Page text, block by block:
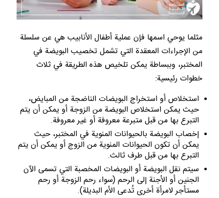
مثلما يوحي اسمها فإن عملية أطفال الأنابيب هي عن سلسلة
من الإجراءات المعقدة التي تشمل تخصيب البويضة في
المختبر، وببساطة يمكن تلخيص هذه الطريقة في ثلاث
خطوات رئيسية:
استخلاص أو استخراج البويضات الناضجة من المبايض،
حيث يمكن استخلاص البويضة من الزوجة أو يمكن أن يتم
التبرع بها من قبل متبرعة معروفة أو غير معروفة.
إخصاب البويضة بالحيوانات المنوية في المختبر، حيث
يمكن أن تكون الحيوانات المنوية من الزوج أو يمكن أن يتم
التبرع بها من قبل طرف ثالث.
سيتم نقل البويضة أو البويضات المخصبة التي تسمى الآن
الجنين أو الأجنة إلى الرحم (سواء رحم الزوجة أو رحم
مستأجر لامرأة أخرى تُدعى الأم البديلة).